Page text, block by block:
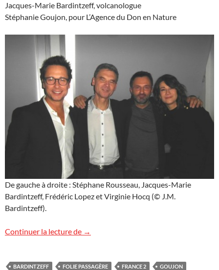
Jacques-Marie Bardintzeff, volcanologue
Stéphanie Goujon, pour L’Agence du Don en Nature
De gauche à droite : Stéphane Rousseau, Jacques-Marie
Bardintzeff, Frédéric Lopez et Virginie Hocq (© J.M.
Bardintzeff).
Continuer la lecture de Folie Passagère : revoir l’émission
→
BARDINTZEFF FOLIE PASSAGÈRE FRANCE 2
GOUJON